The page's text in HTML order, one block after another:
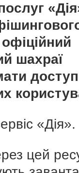
шахраї
«Дія».
цей